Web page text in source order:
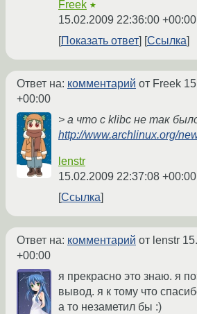
Freek ★
15.02.2009 22:36:00 +00:00
Показать ответ
Ссылка
Ответ на: комментарий от Freek
+00:00
> а что с klibc не так
http://www.archlinux.org/
lenstr
15.02.2009 22:37:08 +00:00
Ссылка
Ответ на: комментарий от lenstr
+00:00
я прекрасно это знаю. я
вывод. я к тому что
а то незаметил бы :)